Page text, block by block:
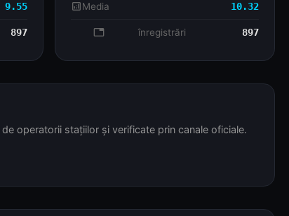
9.55
897
analyticsMedia 10.32
database înregistrări 897
operatorii stațiilor și verificate prin canale oficiale.